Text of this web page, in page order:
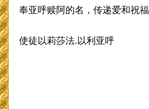
奉亚呼赎阿的名，传递爱和祝福
使徒以莉莎法.以利亚呼